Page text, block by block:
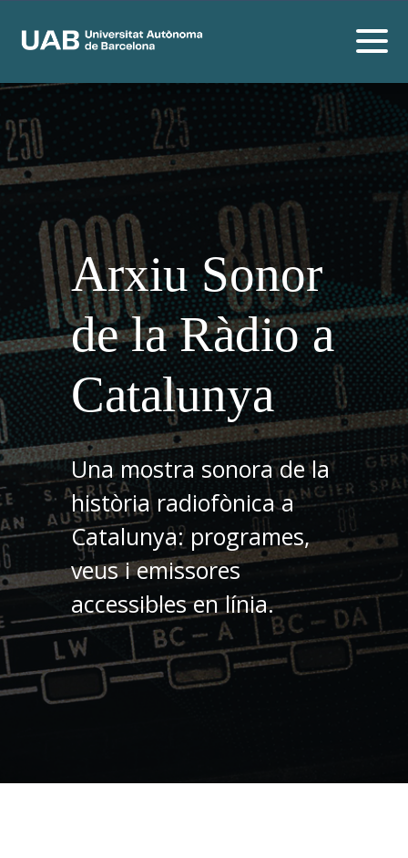
Arxiu Sonor
de la Ràdio a
Catalunya
Una mostra sonora de la
història radiofònica a
Catalunya: programes,
veus i emissores
accessibles en línia.